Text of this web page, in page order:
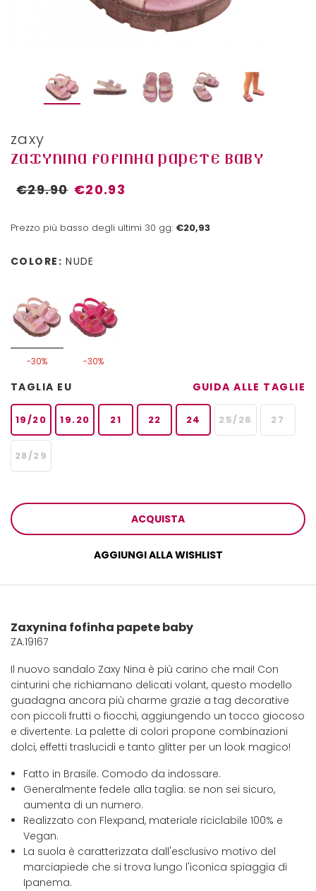
zaxy
ZAXYNINA FOFINHA PAPETE BABY
€29.90 €20.93
Prezzo più basso degli ultimi 30 gg: €20,93
COLORE: NUDE
-30% -30%
TAGLIA EU GUIDA ALLE TAGLIE
19/20 19.20 21 22 24 25/26 27
28/29
ACQUISTA
AGGIUNGI ALLA WISHLIST
Zaxynina fofinha papete baby
ZA.19167
Il nuovo sandalo Zaxy Nina è più carino che mai! Con
cinturini che richiamano delicati volant, questo modello
guadagna ancora più charme grazie a tag decorative
con piccoli frutti o fiocchi, aggiungendo un tocco giocoso
e divertente. La palette di colori propone combinazioni
dolci, effetti traslucidi e tanto glitter per un look magico!
Fatto in Brasile. Comodo da indossare.
Generalmente fedele alla taglia: se non sei sicuro,
aumenta di un numero.
Realizzato con Flexpand, materiale riciclabile 100% e
Vegan.
La suola è caratterizzata dall'esclusivo motivo del
marciapiede che si trova lungo l'iconica spiaggia di
Ipanema.